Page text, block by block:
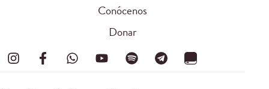
Conócenos
Donar